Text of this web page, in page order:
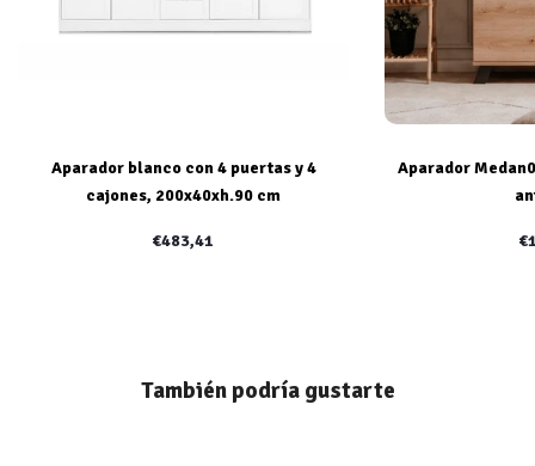
Aparador blanco con 4 puertas y 4
cajones, 200x40xh.90 cm
€483,41
Aparador
También podría gustarte